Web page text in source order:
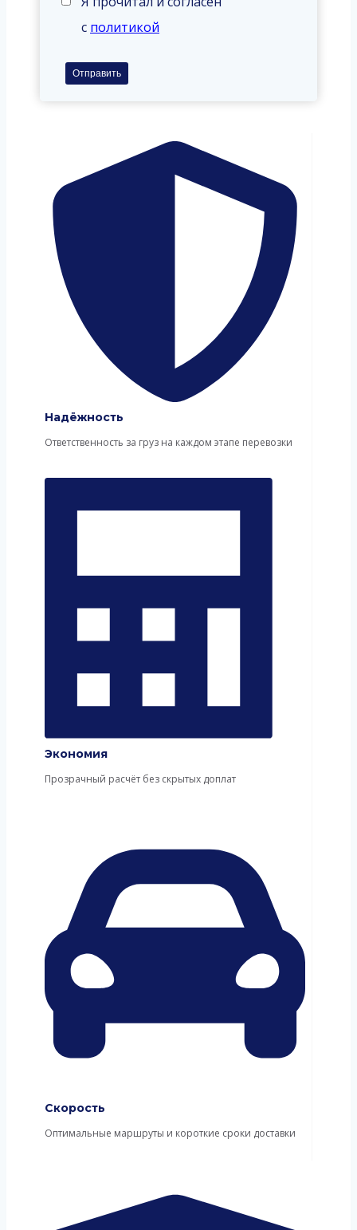
с политикой
Отправить
Надёжность
Ответственность за груз на каждом этапе перевозки
Экономия
Прозрачный расчёт без скрытых доплат
Скорость
Оптимальные маршруты и короткие сроки доставки